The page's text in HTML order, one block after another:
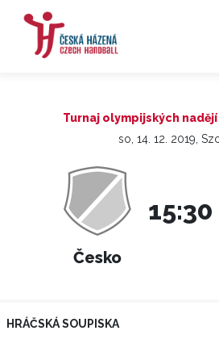
Turnaj olympijských nadějí
so, 14. 12. 2019,
Česko
15:30
HRÁČSKÁ SOUPISKA